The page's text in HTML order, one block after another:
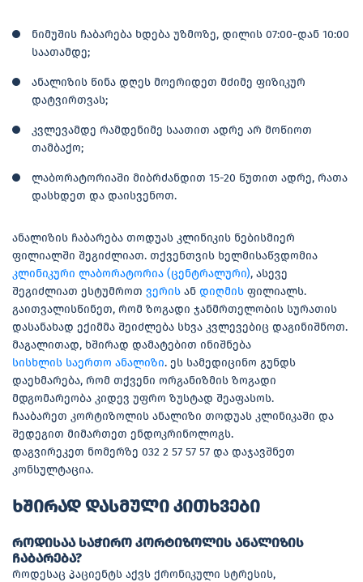
ნიმუშის ჩაბარება ხდება უზმოზე, დილის 07:00-დან 10:00
საათამდე;
ანალიზის წინა დღეს მოერიდეთ მძიმე ფიზიკურ
დატვირთვას;
კვლევამდე რამდენიმე საათით ადრე არ მოწიოთ
თამბაქო;
ლაბორატორიაში მიბრძანდით 15-20 წუთით ადრე, რათა
დასხდეთ და დაისვენოთ.
ანალიზის ჩაბარება თოდუას კლინიკის ნებისმიერ
ფილიალში შეგიძლიათ. თქვენთვის ხელმისაწვდომია
კლინიკური ლაბორატორია (ცენტრალური), ასევე
შეგიძლიათ ესტუმროთ ვერის ან დიღმის ფილიალს.
გაითვალისწინეთ, რომ ზოგადი ჯანმრთელობის სურათის
დასანახად ექიმმა შეიძლება სხვა კვლევებიც დაგინიშნოთ.
მაგალითად, ხშირად დამატებით ინიშნება
სისხლის საერთო ანალიზი. ეს სამედიცინო გუნდს
დაეხმარება, რომ თქვენი ორგანიზმის ზოგადი
მდგომარეობა კიდევ უფრო ზუსტად შეაფასოს.
ჩააბარეთ კორტიზოლის ანალიზი თოდუას კლინიკაში და
შედეგით მიმართეთ ენდოკრინოლოგს.
დაგვირეკეთ ნომერზე 032 2 57 57 57 და დაჯავშნეთ
კონსულტაცია.
ხშირად დასმული კითხვები
როდისაა საჭირო კორტიზოლის ანალიზის
ჩაბარება?
როდესაც პაციენტს აქვს ქრონიკული სტრესის,